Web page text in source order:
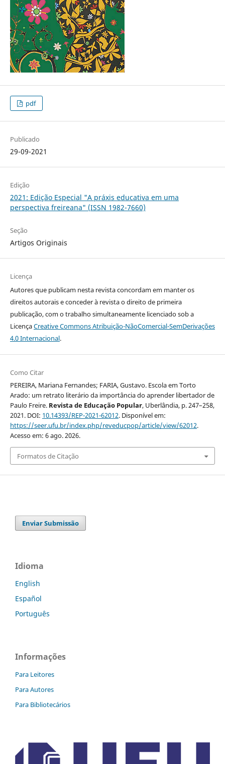
pdf
Publicado
29-09-2021
Edição
2021: Edição Especial "A práxis educativa em uma
perspectiva freireana" (ISSN 1982-7660)
Seção
Artigos Originais
Licença
Autores que publicam nesta revista concordam em manter os
direitos autorais e conceder à revista o direito de primeira
publicação, com o trabalho simultaneamente licenciado sob a
LicençaCreative Commons Atribuição-NãoComercial-SemDerivações
4.0 Internacional.
Como Citar
PEREIRA, Mariana Fernandes; FARIA, Gustavo. Escola em Torto
Arado: um retrato literário da importância do aprender libertador de
Paulo Freire. Revista de Educação Popular, Uberlândia, p. 247–258,
2021. DOI: 10.14393/REP-2021-62012. Disponível em:
https://seer.ufu.br/index.php/reveducpop/article/view/62012.
Acesso em: 6 ago. 2026.
Formatos de Citação
Enviar Submissão
Idioma
English
Español
Português
Informações
Para Leitores
Para Autores
Para Bibliotecários